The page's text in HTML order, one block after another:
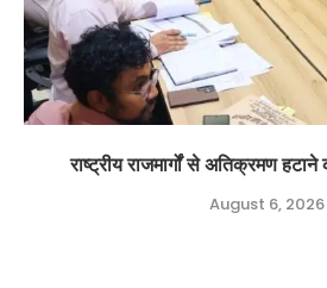
राष्ट्रीय राजमार्गों से अतिक्रमण
August 6, 2026